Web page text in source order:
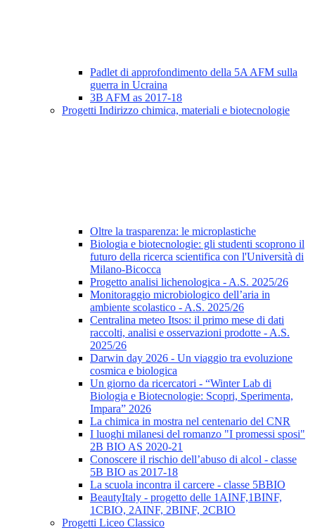
Padlet di approfondimento della 5A AFM sulla
guerra in Ucraina
3B AFM as 2017-18
Progetti Indirizzo chimica, materiali e biotecnologie
Oltre la trasparenza: le microplastiche
Biologia e biotecnologie: gli studenti scoprono il
futuro della ricerca scientifica con l'Università di
Milano-Bicocca
Progetto analisi lichenologica - A.S. 2025/26
Monitoraggio microbiologico dell’aria in
ambiente scolastico - A.S. 2025/26
Centralina meteo Itsos: il primo mese di dati
raccolti, analisi e osservazioni prodotte - A.S.
2025/26
Darwin day 2026 - Un viaggio tra evoluzione
cosmica e biologica
Un giorno da ricercatori - “Winter Lab di
Biologia e Biotecnologie: Scopri, Sperimenta,
Impara” 2026
La chimica in mostra nel centenario del CNR
I luoghi milanesi del romanzo "I promessi sposi"
2B BIO AS 2020-21
Conoscere il rischio dell’abuso di alcol - classe
5B BIO as 2017-18
La scuola incontra il carcere - classe 5BBIO
BeautyItaly - progetto delle 1AINF,1BINF,
1CBIO, 2AINF, 2BINF, 2CBIO
Progetti Liceo Classico